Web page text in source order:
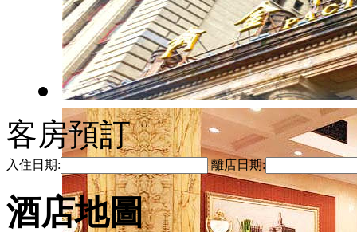
客房預訂
入住日期: 離店日期:
酒店地圖